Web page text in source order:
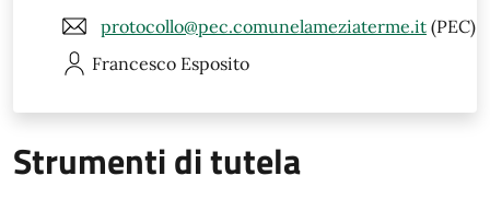
protocollo@pec.comunelameziaterme.it (PEC)
Francesco Esposito
Strumenti di tutela